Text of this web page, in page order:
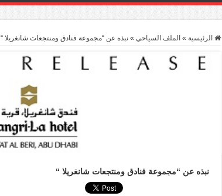
الرئيسية » الملف السياحي » نبذه عن “مجموعة فنادق ومنتجعات شانغريلا “
نبذه عن “مجموعة فنادق ومنتجعات شانغريلا “